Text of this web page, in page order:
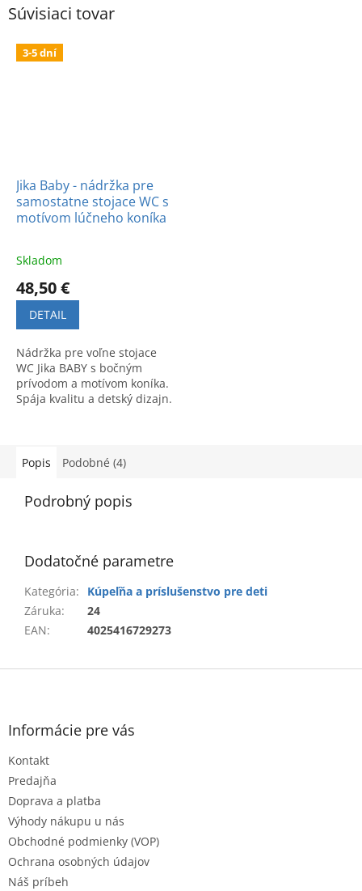
Súvisiaci tovar
3-5 dní
Jika Baby - nádržka pre
samostatne stojace WC s
motívom lúčneho koníka
Skladom
48,50 €
DETAIL
Nádržka pre voľne stojace
WC Jika BABY s bočným
prívodom a motívom koníka.
Spája kvalitu a detský dizajn.
Popis Podobné (4)
Podrobný popis
Dodatočné parametre
Kategória:
Kúpeľňa a príslušenstvo pre deti
Záruka:
24
EAN: 4025416729273
Z
Informácie pre vás
Kontakt
Predajňa
Doprava a platba
Výhody nákupu u nás
Obchodné podmienky (VOP)
Ochrana osobných údajov
Náš príbeh